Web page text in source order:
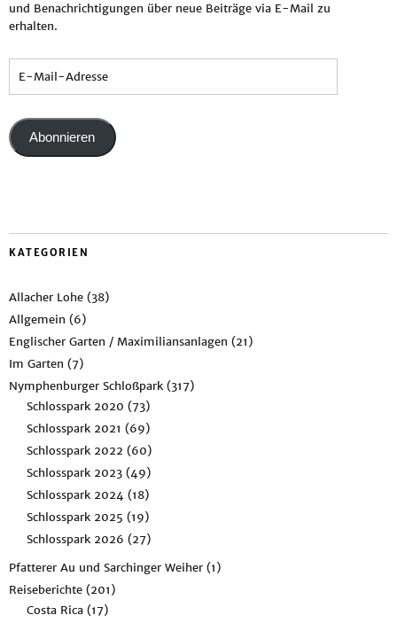
und Benachrichtigungen über neue Beiträge via E-Mail zu
erhalten.
Abonnieren
KATEGORIEN
Allacher Lohe (38)
Allgemein (6)
Englischer Garten / Maximiliansanlagen (21)
Im Garten (7)
Nymphenburger Schloßpark (317)
Schlosspark 2020 (73)
Schlosspark 2021 (69)
Schlosspark 2022 (60)
Schlosspark 2023 (49)
Schlosspark 2024 (18)
Schlosspark 2025 (19)
Schlosspark 2026 (27)
Pfatterer Au und Sarchinger Weiher (1)
Reiseberichte (201)
Costa Rica (17)